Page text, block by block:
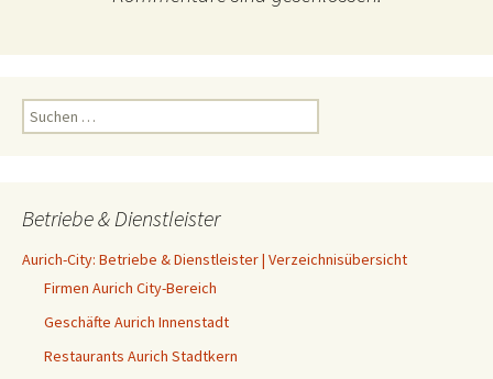
Suchen
nach:
Betriebe & Dienstleister
Aurich-City: Betriebe & Dienstleister | Verzeichnisübersicht
Firmen Aurich City-Bereich
Geschäfte Aurich Innenstadt
Restaurants Aurich Stadtkern